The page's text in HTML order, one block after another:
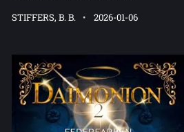
STIFFERS, B. B. 2026-01-06